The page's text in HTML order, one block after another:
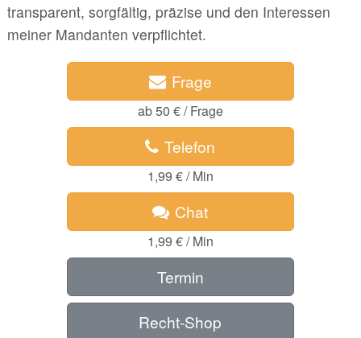
transparent, sorgfältig, präzise und den Interessen
meiner Mandanten verpflichtet.
Frage
ab 50 € / Frage
Telefon
1,99 € / Min
Chat
1,99 € / Min
Termin
Recht-Shop